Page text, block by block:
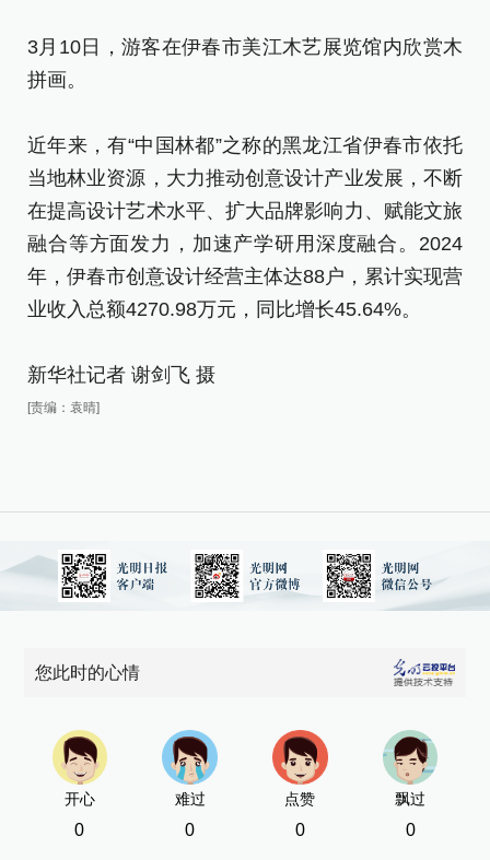
3月10日，游客在伊春市美江木艺展览馆内欣赏木
拼画。
近年来，有“中国林都”之称的黑龙江省伊春市依托
当地林业资源，大力推动创意设计产业发展，不断
在提高设计艺术水平、扩大品牌影响力、赋能文旅
融合等方面发力，加速产学研用深度融合。2024
年，伊春市创意设计经营主体达88户，累计实现营
业收入总额4270.98万元，同比增长45.64%。
新华社记者 谢剑飞 摄
[责编：袁晴]
您此时的心情
开心
0
难过
0
点赞
0
飘过
0